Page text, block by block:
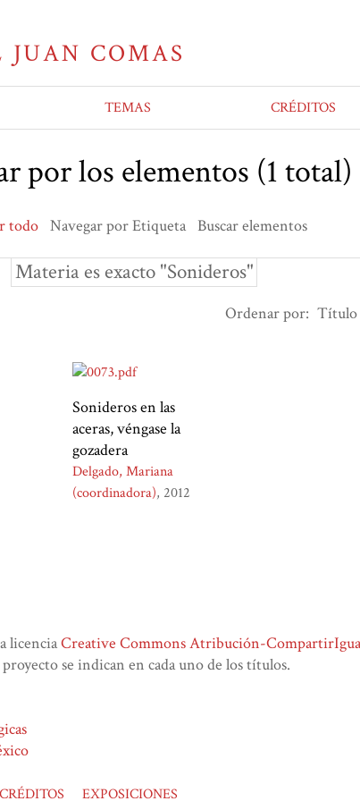
TEMAS CRÉDITOS
por los elementos (1 total)
todo Navegar por Etiqueta Buscar elementos
Materia es exacto "Sonideros"
Ordenar por: Título
Sonideros en las
aceras, véngase la
gozadera
Delgado, Mariana
(coordinadora) 2012
licenciaCreative Commons Atribución-
se indican en cada uno de los títulos.
CRÉDITOS EXPOSICIONES